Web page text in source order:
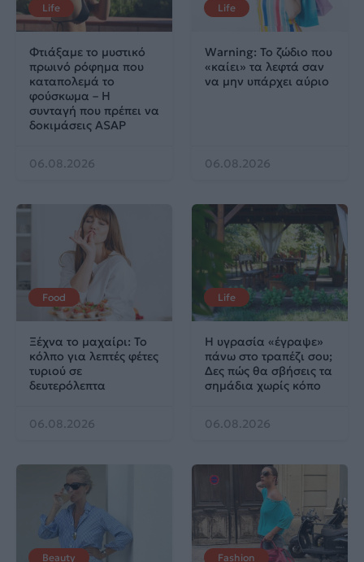
Life
Φτιάξαμε το μυστικό
πρωινό ρόφημα που
καταπολεμά το
φούσκωμα – Η
συνταγή που πρέπει να
δοκιμάσεις ASAP
06.08.2026
Life
Warning: Το ζώδιο που
«καίει» τα λεφτά σαν
να μην υπάρχει αύριο
06.08.2026
Food
Ξέχνα το μαχαίρι: Το
κόλπο για λεπτές φέτες
τυριού σε
δευτερόλεπτα
06.08.2026
Life
Η υγρασία «έγραψε»
πάνω στο τραπέζι σου;
Δες πώς θα σβήσεις τα
σημάδια χωρίς κόπο
06.08.2026
Beauty Fashion